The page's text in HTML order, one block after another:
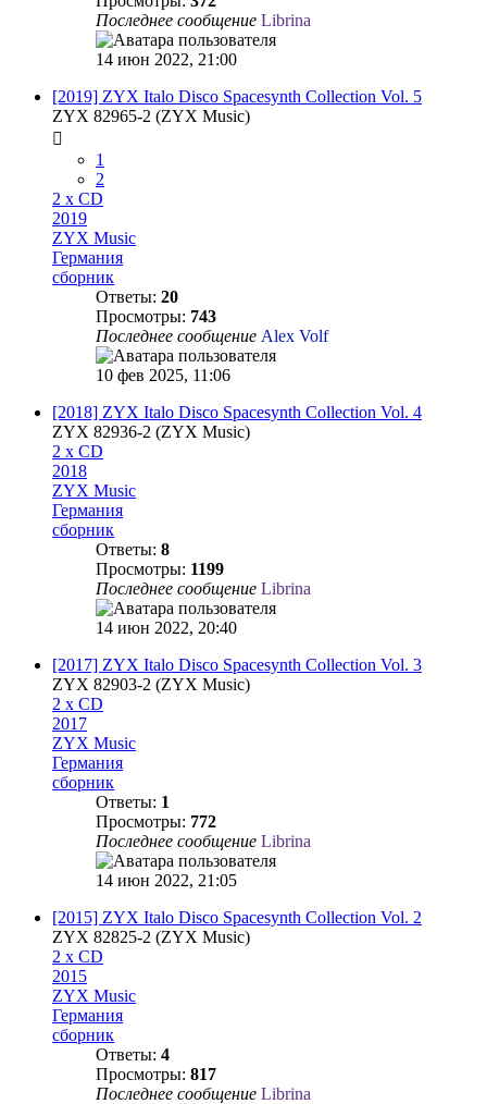
Последнее сообщение Librina
14 июн 2022, 21:00
[2019] ZYX Italo Disco Spacesynth Collection Vol. 5
ZYX 82965-2 (ZYX Music)
1
2
2 x CD
2019
ZYX Music
Германия
сборник
Ответы: 20
Просмотры: 743
Последнее сообщение Alex Volf
10 фев 2025, 11:06
[2018] ZYX Italo Disco Spacesynth Collection Vol. 4
ZYX 82936-2 (ZYX Music)
2 x CD
2018
ZYX Music
Германия
сборник
Ответы: 8
Просмотры: 1199
Последнее сообщение Librina
14 июн 2022, 20:40
[2017] ZYX Italo Disco Spacesynth Collection Vol. 3
ZYX 82903-2 (ZYX Music)
2 x CD
2017
ZYX Music
Германия
сборник
Ответы: 1
Просмотры: 772
Последнее сообщение Librina
14 июн 2022, 21:05
[2015] ZYX Italo Disco Spacesynth Collection Vol. 2
ZYX 82825-2 (ZYX Music)
2 x CD
2015
ZYX Music
Германия
сборник
Ответы: 4
Просмотры: 817
Последнее сообщение Librina